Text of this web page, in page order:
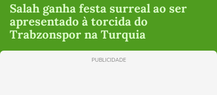
Salah ganha festa surreal ao ser
apresentado à torcida do
Trabzonspor na Turquia
PUBLICIDADE